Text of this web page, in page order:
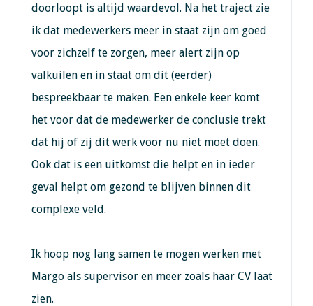
doorloopt is altijd waardevol. Na het traject zie
ik dat medewerkers meer in staat zijn om goed
voor zichzelf te zorgen, meer alert zijn op
valkuilen en in staat om dit (eerder)
bespreekbaar te maken. Een enkele keer komt
het voor dat de medewerker de conclusie trekt
dat hij of zij dit werk voor nu niet moet doen.
Ook dat is een uitkomst die helpt en in ieder
geval helpt om gezond te blijven binnen dit
complexe veld.
Ik hoop nog lang samen te mogen werken met
Margo als supervisor en meer zoals haar CV laat
zien.